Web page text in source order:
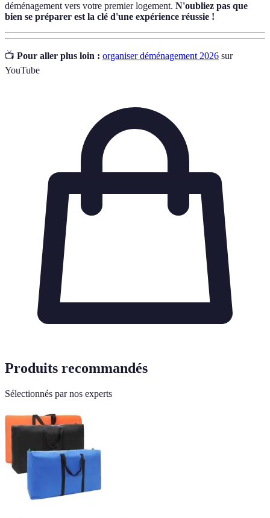
déménagement vers votre premier logement. N'oubliez pas que
bien se préparer est la clé d'une expérience réussie !
📺 Pour aller plus loin : organiser déménagement 2026 sur
YouTube
Produits recommandés
Sélectionnés par nos experts